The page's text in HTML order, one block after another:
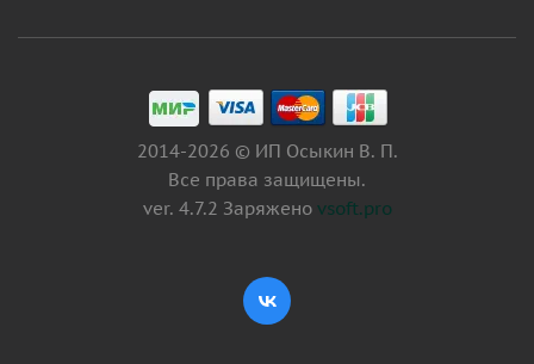
2014-2026 © ИП Осыкин В. П.
Все права защищены.
ver. 4.7.2 Заряжено vsoft.pro